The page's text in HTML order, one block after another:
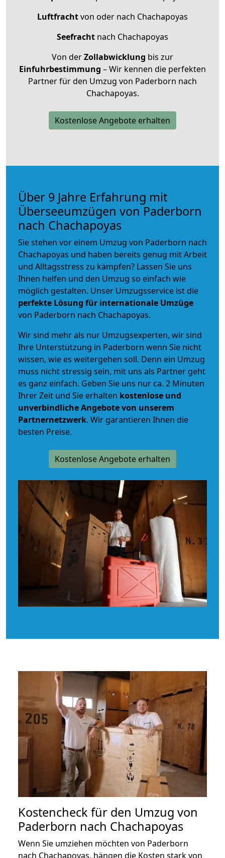
Luftfrachtvon oder nach Chachapoyas
Seefracht nach Chachapoyas
Von derZollabwicklung bis zur
Einfuhrbestimmung – Wir kennen die perfekten
Partner für den Umzug von Paderborn nach
Chachapoyas.
Kostenlose Angebote erhalten
Über 9 Jahre Erfahrung mit
Überseeumzügen von Paderborn
nach Chachapoyas
Sie stehen vor einem Umzug von Paderborn nach
Chachapoyas und haben bereits genug mit Arbeit
und Alltagsstress zu kämpfen? Lassen Sie uns
Ihnen helfen und den Umzug so einfach wie
möglich gestalten. Unser Umzugsservice ist die
perfekte Lösung für internationale Umzüge
von Paderborn nach Chachapoyas.
Wir sind mehr als nur Umzugsexperten, wir sind
Ihre Unterstützung in Paderborn wenn Sie nicht
wissen, wie es weitergehen soll. Denn ein Umzug
muss nicht stressig sein, mit uns als Partner geht
es ganz einfach. Geben Sie uns nur ca. 2 Minuten
Ihrer Zeit und Sie erhalten kostenlose und
unverbindlicheAngebote von unserem
Partnernetzwerk. Wir garantieren Ihnen die
besten Preise.
Kostenlose Angebote erhalten
Kostencheck für den Umzug von
Paderborn nach Chachapoyas
Wenn Sie umziehen möchten von Paderborn
nach Chachapoyas, hängen die Kosten stark von